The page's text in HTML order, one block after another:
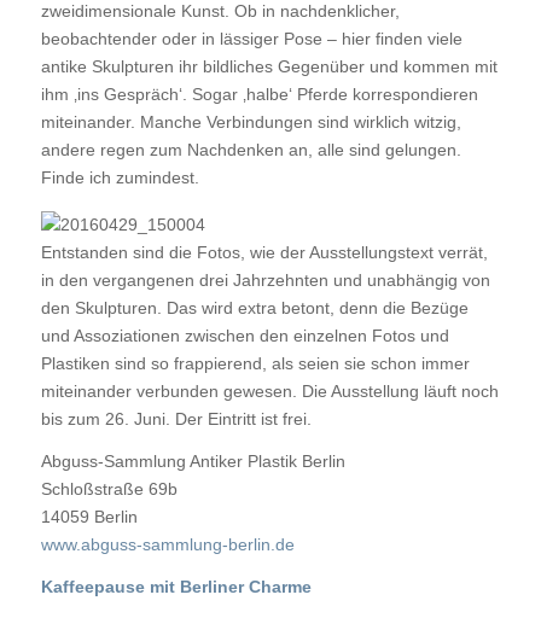
zweidimensionale Kunst. Ob in nachdenklicher,
beobachtender oder in lässiger Pose – hier finden viele
antike Skulpturen ihr bildliches Gegenüber und kommen mit
ihm ‚ins Gespräch‘. Sogar ‚halbe‘ Pferde korrespondieren
miteinander. Manche Verbindungen sind wirklich witzig,
andere regen zum Nachdenken an, alle sind gelungen.
Finde ich zumindest.
Entstanden sind die Fotos, wie der Ausstellungstext verrät,
in den vergangenen drei Jahrzehnten und unabhängig von
den Skulpturen. Das wird extra betont, denn die Bezüge
und Assoziationen zwischen den einzelnen Fotos und
Plastiken sind so frappierend, als seien sie schon immer
miteinander verbunden gewesen. Die Ausstellung läuft noch
bis zum 26. Juni. Der Eintritt ist frei.
Abguss-Sammlung Antiker Plastik Berlin
Schloßstraße 69b
14059 Berlin
www.abguss-sammlung-berlin.de
Kaffeepause mit Berliner Charme